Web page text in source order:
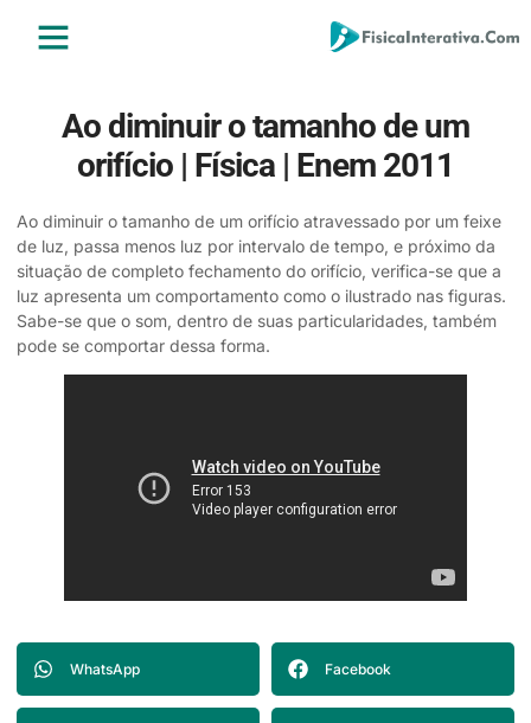
Ao diminuir o tamanho de um
orifício | Física | Enem 2011
Ao diminuir o tamanho de um orifício atravessado por um feixe
de luz, passa menos luz por intervalo de tempo, e próximo da
situação de completo fechamento do orifício, verifica-se que a
luz apresenta um comportamento como o ilustrado nas figuras.
Sabe-se que o som, dentro de suas particularidades, também
pode se comportar dessa forma.
WhatsApp Facebook